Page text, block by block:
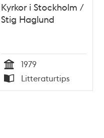
Kyrkor i Stockholm /
Stig Haglund
Tid
1979
Typ
Litteraturtips